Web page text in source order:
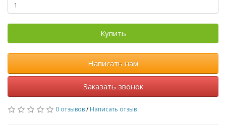
Купить
Написать нам
Заказать звонок
0 отзывов/Написать отзыв